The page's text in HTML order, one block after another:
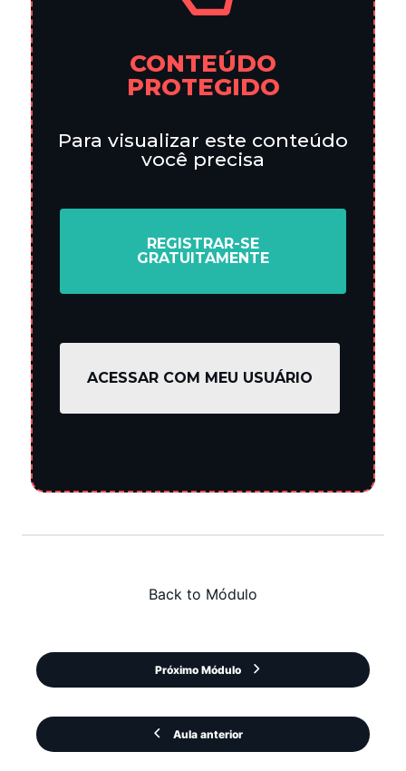
CONTEÚDO
PROTEGIDO
Para visualizar este conteúdo
você precisa
REGISTRAR-SE
GRATUITAMENTE
ACESSAR COM MEU USUÁRIO
Aula anterior
Back to Módulo
Próximo Módulo